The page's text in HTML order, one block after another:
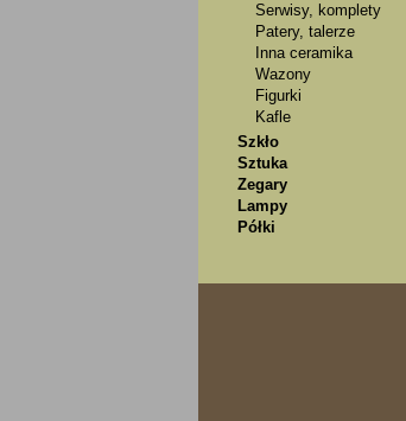
Serwisy, komplety
Patery, talerze
Inna ceramika
Wazony
Figurki
Kafle
Szkło
Sztuka
Zegary
Lampy
Półki